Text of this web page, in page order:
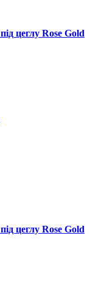
цеглу Rose Gold
цеглу Rose Gold